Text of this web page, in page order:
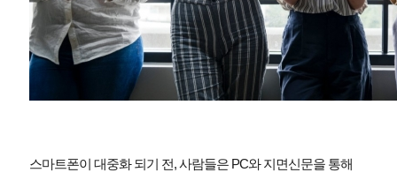
스마트폰이 대중화 되기 전,사람들은 PC와 지면신문을 통해